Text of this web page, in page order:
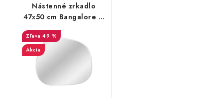
Nástenné zrkadlo
47x50 cm Bangalore –
House Nordic
49 %
Akcia